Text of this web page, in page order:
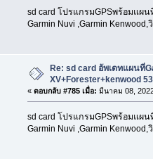
sd card โปรแกรมGPSพร้อมแผน
Garmin Nuvi ,Garmin
Re: sd card อัพเดทแผนที่
XV+Forester+kenwood
« ตอบกลับ #785 เมื่อ: มีนาคม 08,
sd card โปรแกรมGPSพร้อมแผน
Garmin Nuvi ,Garmin